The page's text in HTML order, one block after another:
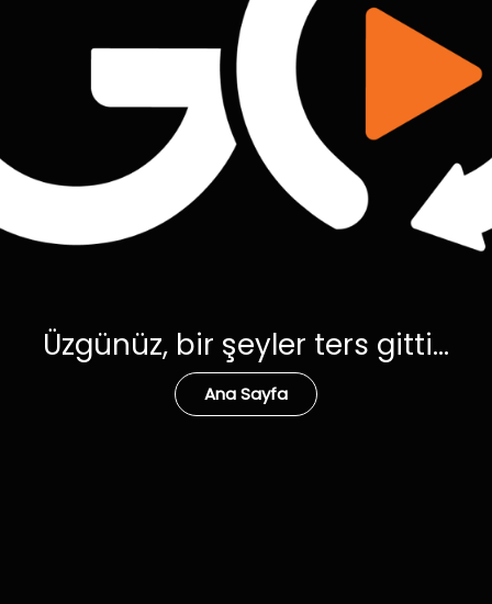
Üzgünüz, bir şeyler ters gitti...
Ana Sayfa